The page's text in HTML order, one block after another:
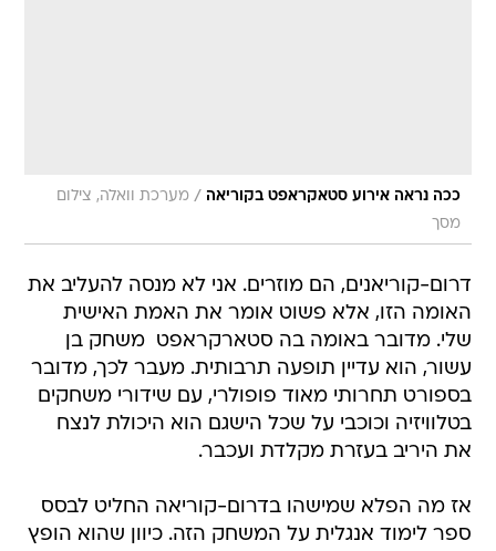
ככה נראה אירוע סטאקראפט בקוריאה / מערכת וואלה, צילום
מסך
דרום-קוריאנים, הם מוזרים. אני לא מנסה להעליב את
האומה הזו, אלא פשוט אומר את האמת האישית
שלי. מדובר באומה בה סטארקראפט  משחק בן
עשור, הוא עדיין תופעה תרבותית. מעבר לכך, מדובר
בספורט תחרותי מאוד פופולרי, עם שידורי משחקים
בטלוויזיה וכוכבי על שכל הישגם הוא היכולת לנצח
את היריב בעזרת מקלדת ועכבר.
אז מה הפלא שמישהו בדרום-קוריאה החליט לבסס
ספר לימוד אנגלית על המשחק הזה. כיוון שהוא הופץ